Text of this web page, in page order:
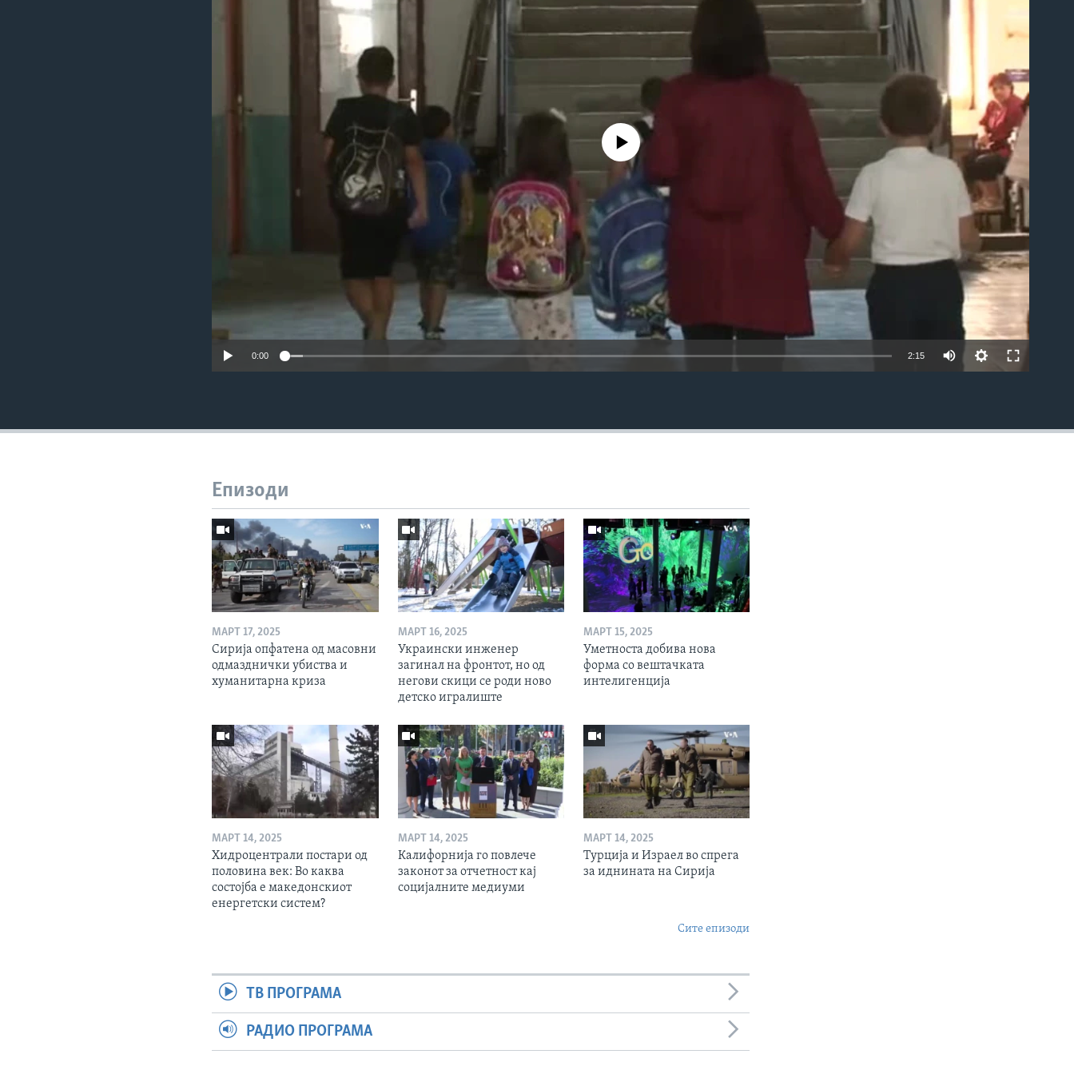
No media source currently available
0:00 2:15
Епизоди
МАРТ 17, 2025
Сирија опфатена од масовни
одмазднички убиства и
хуманитарна криза
МАРТ 16, 2025
Украински инженер
загинал на фронтот, но од
негови скици се роди ново
детско игралиште
МАРТ 15, 2025
Уметноста добива нова
форма со вештачката
интелигенција
МАРТ 14, 2025
Хидроцентрали постари од
половина век: Во каква
состојба е македонскиот
енергетски систем?
МАРТ 14, 2025
Калифорнија го повлече
законот за отчетност кај
социјалните медиуми
МАРТ 14, 2025
Турција и Израел во спрега
за иднината на Сирија
Сите епизоди
ТВ ПРОГРАМА
РАДИО ПРОГРАМА